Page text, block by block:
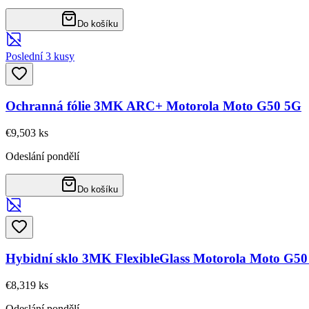
Do košíku
Poslední 3 kusy
Ochranná fólie 3MK ARC+ Motorola Moto G50 5G
€9,503 ks
Odeslání pondělí
Do košíku
Hybidní sklo 3MK FlexibleGlass Motorola Moto
€8,319 ks